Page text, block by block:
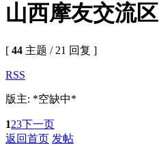
山西摩友交流区
[ 44 主题 / 21 回复 ]
RSS
版主: *空缺中*
123下一页
返回首页 发帖